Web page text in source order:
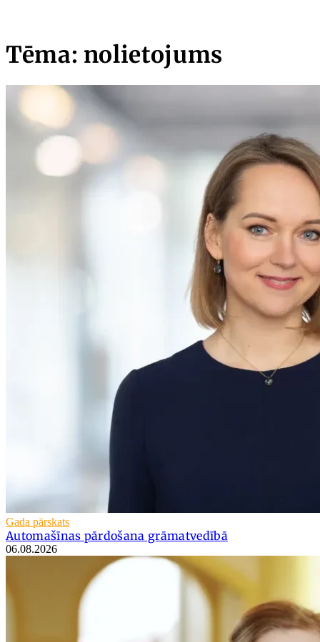
Tēma: nolietojums
Gada pārskats
Automašīnas pārdošana grāmatvedībā
06.08.2026